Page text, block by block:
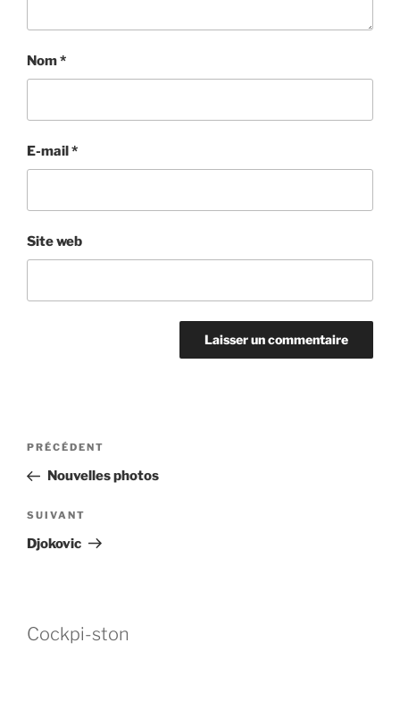
Nom*
E-mail*
Site web
Navigation
l’article
Article
précédent
PRÉCÉDENT
Nouvelles photos
Article
suivant
SUIVANT
Djokovic
Cockpi-ston